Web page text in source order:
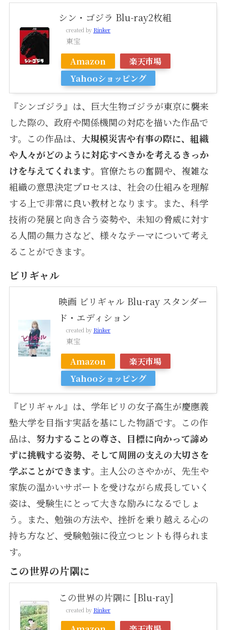
シン・ゴジラ Blu-ray2枚組
created by Rinker
東宝
Amazon
楽天市場
Yahooショッピング
『シンゴジラ』は、巨大生物ゴジラが東京に襲来
した際の、政府や関係機関の対応を描いた作品で
す。この作品は、 大規模災害や有事の際に、組織
や人々がどのように対応すべきかを考えるきっか
けを与えてくれます。官僚たちの奮闘や、複雑な
組織の意思決定プロセスは、社会の仕組みを理解
する上で非常に良い教材となります。また、科学
技術の発展と向き合う姿勢や、未知の脅威に対す
る人間の無力さなど、様々なテーマについて考え
ることができます。
ビリギャル
映画 ビリギャル Blu-ray スタンダー
ド・エディション
created by Rinker
東宝
Amazon
楽天市場
Yahooショッピング
『ビリギャル』は、学年ビリの女子高生が慶應義
塾大学を目指す実話を基にした物語です。この作
品は、 努力することの尊さ、目標に向かって諦め
ずに挑戦する姿勢、そして周囲の支えの大切さを
学ぶことができます。主人公のさやかが、先生や
家族の温かいサポートを受けながら成長していく
姿は、受験生にとって大きな励みになるでしょ
う。また、勉強の方法や、挫折を乗り越える心の
持ち方など、受験勉強に役立つヒントも得られま
す。
この世界の片隅に
この世界の片隅に [Blu-ray]
created by Rinker